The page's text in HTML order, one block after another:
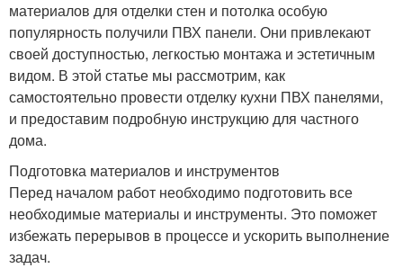
материалов для отделки стен и потолка особую
популярность получили ПВХ панели. Они привлекают
своей доступностью, легкостью монтажа и эстетичным
видом. В этой статье мы рассмотрим, как
самостоятельно провести отделку кухни ПВХ панелями,
и предоставим подробную инструкцию для частного
дома.
Подготовка материалов и инструментов
Перед началом работ необходимо подготовить все
необходимые материалы и инструменты. Это поможет
избежать перерывов в процессе и ускорить выполнение
задач.